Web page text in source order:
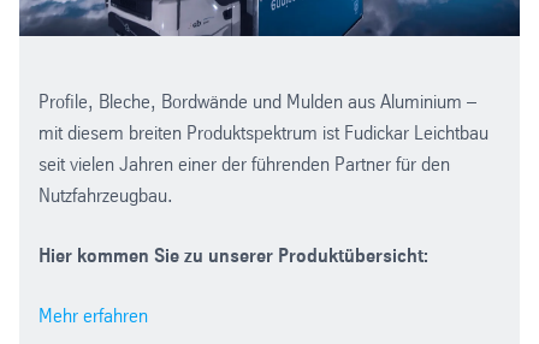
Profile, Bleche, Bordwände und Mulden aus Aluminium –
mit diesem breiten Produktspektrum ist Fudickar Leichtbau
seit vielen Jahren einer der führenden Partner für den
Nutzfahrzeugbau.
Hier kommen Sie zu unserer Produktübersicht:
Mehr erfahren